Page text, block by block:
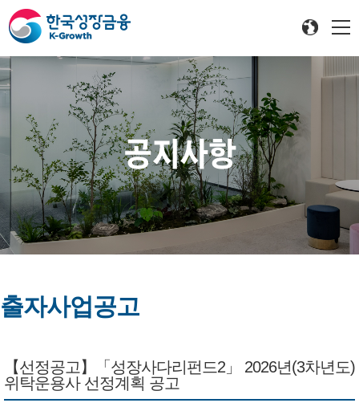
공지사항
출자사업공고
【선정공고】「성장사다리펀드2」 2026년(3차년도)
위탁운용사 선정계획 공고